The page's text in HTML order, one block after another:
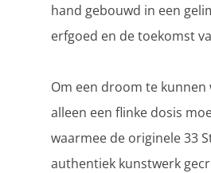
hand gebouwd in een
erfgoed en de toekomst
Om een droom te
alleen een flinke dosis
waarmee de originele 33
authentiek kunstwerk